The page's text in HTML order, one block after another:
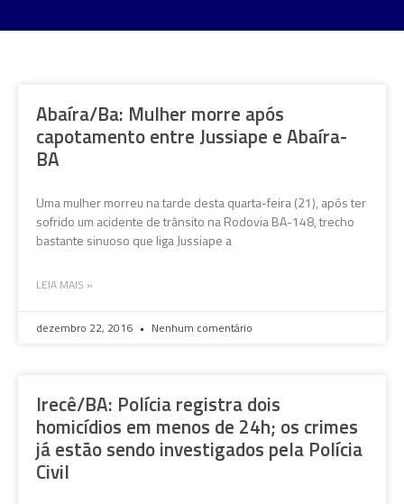
Abaíra/Ba: Mulher morre após
capotamento entre Jussiape e Abaíra-
BA
Uma mulher morreu na tarde desta quarta-feira (21), após ter
sofrido um acidente de trânsito na Rodovia BA-148, trecho
bastante sinuoso que liga Jussiape a
LEIA MAIS »
dezembro 22, 2016 Nenhum comentário
Irecê/BA: Polícia registra dois
homicídios em menos de 24h; os crimes
já estão sendo investigados pela Polícia
Civil